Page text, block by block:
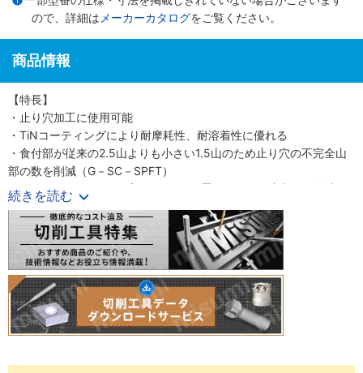
ので、詳細は メーカーカタログをご覧ください。
商品情報
【特長】
・止り穴加工に使用可能
・TiNコーティングにより耐摩耗性、耐溶着性に優れる
・食付部が従来の2.5山よりも小さい1.5山のため止り穴の不完全山
部の数を削減（G－SC－SPFT）
・ロングシャンクタイプにより深い位置にあるねじ穴加工に最適
（G－LS－SPFT）
続きを読む